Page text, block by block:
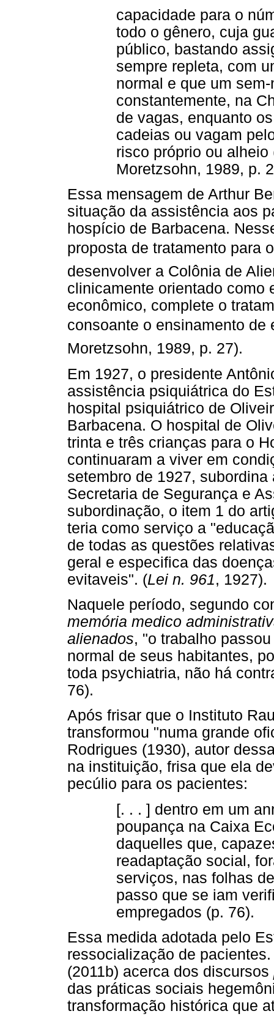
capacidade para o
todo o gênero, cuja
público, bastando
sempre repleta, com
normal e que um
constantemente, na
de vagas, enquanto
cadeias ou vagam
risco próprio ou
Moretzsohn, 1989, p.
Essa mensagem de Arthur
situação da assistência aos
hospício de Barbacena.
proposta de tratamento para
desenvolver a Colônia de
clinicamente orientado como
econômico, complete o
consoante o ensinamento de
Moretzsohn, 1989, p. 27).
Em 1927, o presidente
assistência psiquiátrica do
hospital psiquiátrico de
Barbacena. O hospital de
trinta e três crianças para o
continuaram a viver em
setembro de 1927,
Secretaria de Segurança e
subordinação, o item 1 do
teria como serviço a
de todas as questões
geral e especifica das
evitaveis". (Lei n. 961, 1927).
Naquele período, segundo
memória medico
alienados, "o trabalho
normal de seus habitantes,
toda psychiatria, não há
76).
Após frisar que o Instituto
transformou "numa grande
Rodrigues (1930), autor
na instituição, frisa que ela
pecúlio para os pacientes:
[. . . ] dentro em um
poupança na Caixa
daquelles que,
readaptação social,
serviços, nas folhas
passo que se iam
empregados (p. 76).
Essa medida adotada pelo
ressocialização de
(2011b) acerca dos discursos
das práticas sociais
transformação histórica que